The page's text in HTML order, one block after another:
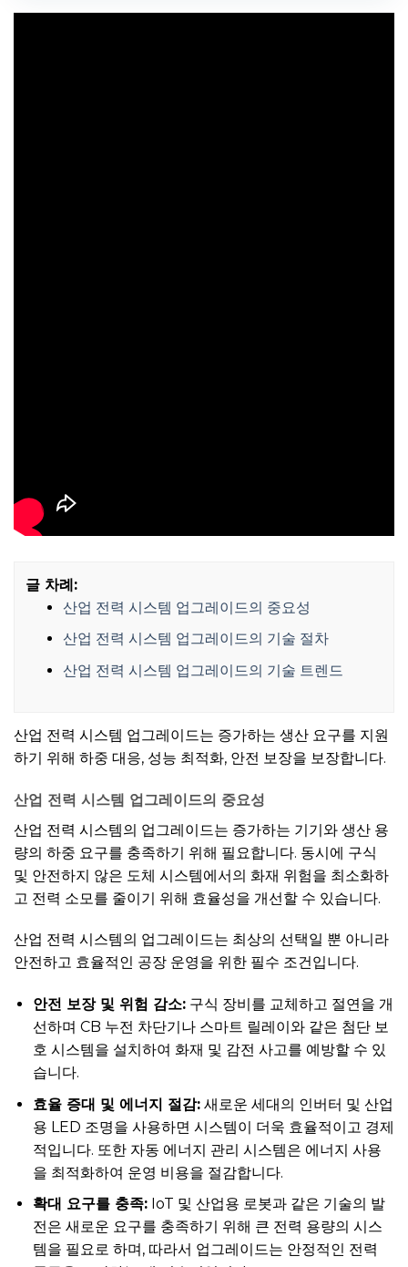
글 차례:
산업 전력 시스템 업그레이드의 중요성
산업 전력 시스템 업그레이드의 기술 절차
산업 전력 시스템 업그레이드의 기술 트렌드
산업 전력 시스템 업그레이드는 증가하는 생산 요구를 지원
하기 위해 하중 대응, 성능 최적화, 안전 보장을 보장합니다.
산업 전력 시스템 업그레이드의 중요성
산업 전력 시스템의 업그레이드는 증가하는 기기와 생산 용
량의 하중 요구를 충족하기 위해 필요합니다. 동시에 구식
및 안전하지 않은 도체 시스템에서의 화재 위험을 최소화하
고 전력 소모를 줄이기 위해 효율성을 개선할 수 있습니다.
산업 전력 시스템의 업그레이드는 최상의 선택일 뿐 아니라
안전하고 효율적인 공장 운영을 위한 필수 조건입니다.
안전 보장 및 위험 감소:구식 장비를 교체하고 절연을 개
선하며 CB 누전 차단기나 스마트 릴레이와 같은 첨단 보
호 시스템을 설치하여 화재 및 감전 사고를 예방할 수 있
습니다.
효율 증대 및 에너지 절감:새로운 세대의 인버터 및 산업
용 LED 조명을 사용하면 시스템이 더욱 효율적이고 경제
적입니다. 또한 자동 에너지 관리 시스템은 에너지 사용
을 최적화하여 운영 비용을 절감합니다.
확대 요구를 충족:IoT 및 산업용 로봇과 같은 기술의 발
전은 새로운 요구를 충족하기 위해 큰 전력 용량의 시스
템을 필요로 하며, 따라서 업그레이드는 안정적인 전력